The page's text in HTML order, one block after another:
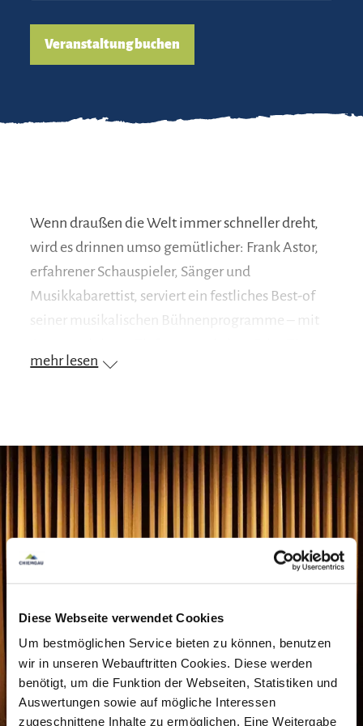
Diese Webseite verwendet Cookies
Um bestmöglichen Service bieten zu können, benutzen
wir in unseren Webauftritten Cookies. Diese werden
benötigt, um die Funktion der Webseiten, Statistiken und
Auswertungen sowie auf mögliche Interessen
zugeschnittene Inhalte zu ermöglichen. Eine Weitergabe
Veranstaltung buchen
Wenn draußen die Welt immer schneller dreht,
wird es drinnen umso gemütlicher: Frank Astor,
erfahrener Schauspieler, Sänger und
Musikkabarettist, serviert ein festliches Best-of
seiner musikalischen Bühnenprogramme – mit
Karl-Valentin-Interpret der Extraklasse – direkt
vom Ammersee. Gemeinsam verzaubern sie das
Publikum mit kabarettistischem Wortwitz,
zeitlosen Chansons und einer wohltuenden
Portion Weihnachtspoesie. Ein Abend zum
Zwischen Kerzenschein und Gitarrenklängen
entstehen kleine Wunder: humorvolle Einlagen,
herzerwärmende Lieder und kabarettistische
mehr lesen